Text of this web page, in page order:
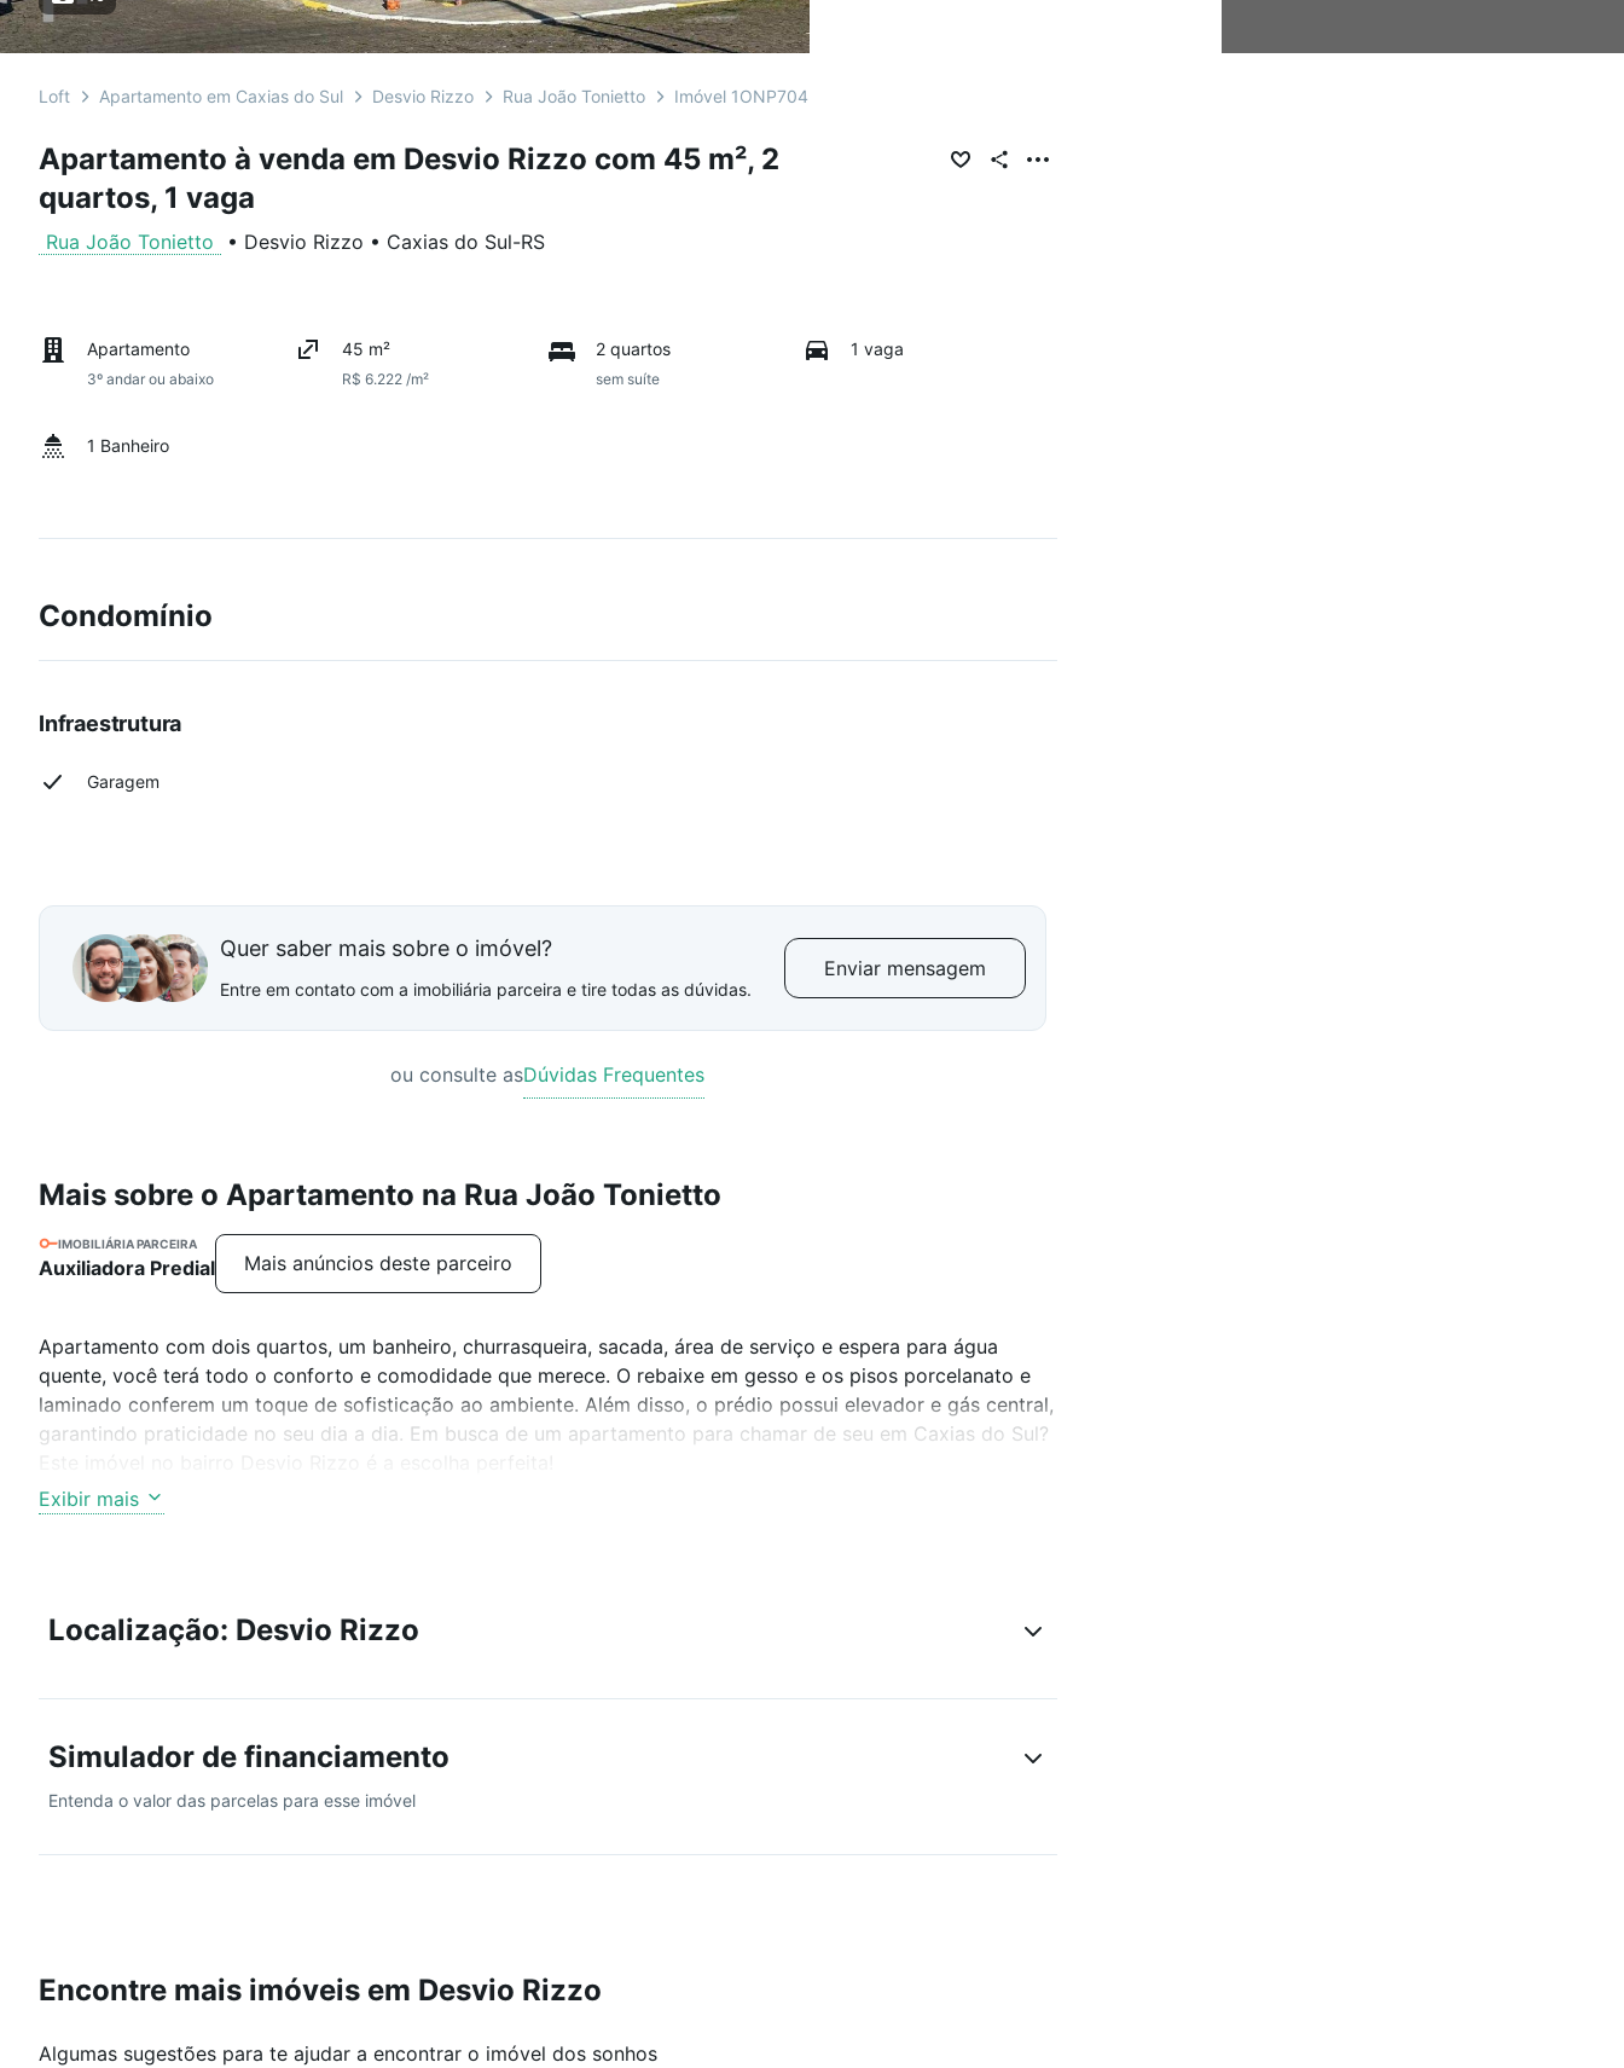
Loft Apartamento em Caxias do Sul Desvio Rizzo Rua João Tonietto Imóvel 1ONP704
Apartamento à venda em Desvio Rizzo com 45 m², 2
quartos, 1 vaga
Rua João Tonietto • Desvio Rizzo • Caxias do Sul-RS
Apartamento
3º andar ou abaixo
45 m²
R$ 6.222 /m²
2 quartos
sem suíte
1 vaga
1 Banheiro
Condomínio
Infraestrutura
Garagem
Quer saber mais sobre o imóvel?
Entre em contato com a imobiliária parceira e tire todas as dúvidas.
Enviar mensagem
ou consulte asDúvidas Frequentes
Mais sobre o Apartamento na Rua João Tonietto
IMOBILIÁRIA PARCEIRA
Auxiliadora Predial Mais anúncios deste parceiro
Apartamento com dois quartos, um banheiro, churrasqueira, sacada, área de serviço e espera para água
quente, você terá todo o conforto e comodidade que merece. O rebaixe em gesso e os pisos porcelanato e
laminado conferem um toque de sofisticação ao ambiente. Além disso, o prédio possui elevador e gás central,
garantindo praticidade no seu dia a dia. Em busca de um apartamento para chamar de seu em Caxias do Sul?
CARACTERÍSTICAS DA UNIDADE
Área de serviço
Piso porcelanato
Medidores individuais
Sala de estar
Gás central
Para visitas ou informações completas, entre em contato!
Exibir mais
Localização: Desvio Rizzo
Simulador de financiamento
Entenda o valor das parcelas para esse imóvel
Encontre mais imóveis em Desvio Rizzo
Algumas sugestões para te ajudar a encontrar o imóvel dos sonhos